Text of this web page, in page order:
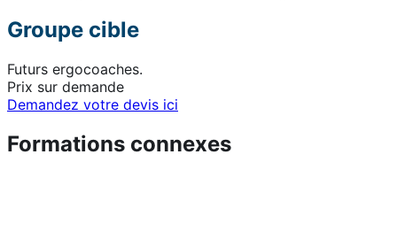
Groupe cible
Futurs ergocoaches.
Prix sur demande
Demandez votre devis ici
Formations connexes